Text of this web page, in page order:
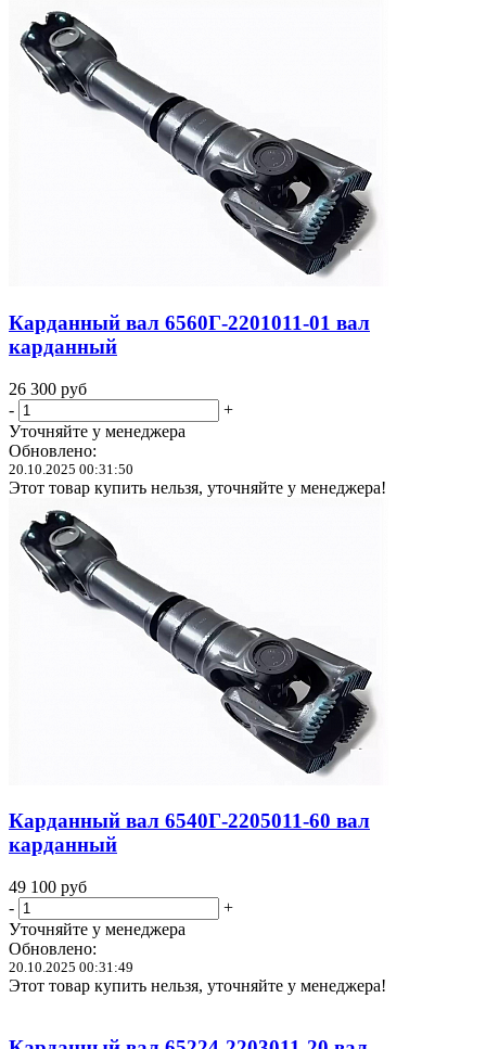
Карданный вал 6560Г-2201011-01 вал
карданный
26 300 руб
-
+
Уточняйте у менеджера
Обновлено:
20.10.2025 00:31:50
Этот товар купить нельзя, уточняйте у менеджера!
Карданный вал 6540Г-2205011-60 вал
карданный
49 100 руб
-
+
Уточняйте у менеджера
Обновлено:
20.10.2025 00:31:49
Этот товар купить нельзя, уточняйте у менеджера!